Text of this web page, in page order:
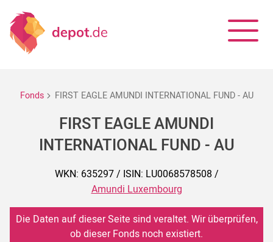
Fonds FIRST EAGLE AMUNDI INTERNATIONAL FUND - AU
FIRST EAGLE AMUNDI
INTERNATIONAL FUND - AU
WKN: 635297 / ISIN: LU0068578508 /
Amundi Luxembourg
Die Daten auf dieser Seite sind veraltet. Wir überprüfen,
ob dieser Fonds noch existiert.